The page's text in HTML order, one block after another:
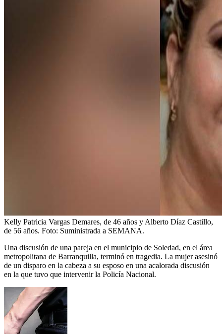
Kelly Patricia Vargas Demares, de 46 años y Alberto Díaz Castillo,
de 56 años. Foto: Suministrada a SEMANA.
Una discusión de una pareja en el municipio de Soledad, en el área
metropolitana de Barranquilla, terminó en tragedia. La mujer asesinó
de un disparo en la cabeza a su esposo en una acalorada discusión
en la que tuvo que intervenir la Policía Nacional.